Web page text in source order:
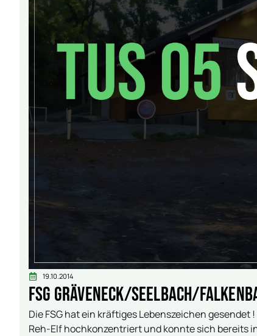
19.10.2014
FSG Gräveneck/Seelbach/
Die FSG hat ein kräftiges Lebenszeichen
Reh-Elf hochkonzentriert und konnte sich bereits